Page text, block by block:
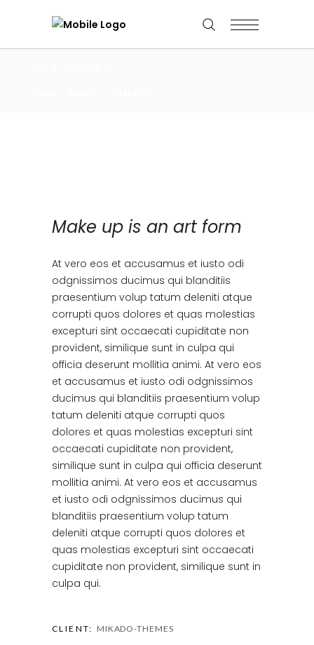
Make up is an art form
At vero eos et accusamus et iusto odi
odgnissimos ducimus qui blanditiis
praesentium volup tatum deleniti atque
corrupti quos dolores et quas molestias
excepturi sint occaecati cupiditate non
provident, similique sunt in culpa qui
officia deserunt mollitia animi. At vero eos
et accusamus et iusto odi odgnissimos
ducimus qui blanditiis praesentium volup
tatum deleniti atque corrupti quos
dolores et quas molestias excepturi sint
occaecati cupiditate non provident,
similique sunt in culpa qui officia deserunt
mollitia animi. At vero eos et accusamus
et iusto odi odgnissimos ducimus qui
blanditiis praesentium volup tatum
deleniti atque corrupti quos dolores et
quas molestias excepturi sint occaecati
cupiditate non provident, similique sunt in
culpa qui.
CLIENT: MIKADO-THEMES